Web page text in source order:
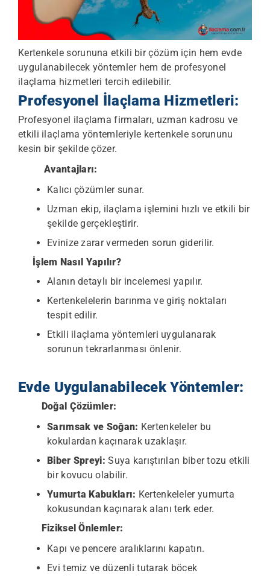
Kertenkele sorununa etkili bir çözüm için hem evde
uygulanabilecek yöntemler hem de profesyonel
ilaçlama hizmetleri tercih edilebilir.
Profesyonel İlaçlama Hizmetleri:
Profesyonel ilaçlama firmaları, uzman kadrosu ve
etkili ilaçlama yöntemleriyle kertenkele sorununu
kesin bir şekilde çözer.
Avantajları:
Kalıcı çözümler sunar.
Uzman ekip, ilaçlama işlemini hızlı ve etkili bir
şekilde gerçekleştirir.
Evinize zarar vermeden sorun giderilir.
İşlem Nasıl Yapılır?
Alanın detaylı bir incelemesi yapılır.
Kertenkelelerin barınma ve giriş noktaları
tespit edilir.
Etkili ilaçlama yöntemleri uygulanarak
sorunun tekrarlanması önlenir.
Evde Uygulanabilecek Yöntemler:
Doğal Çözümler:
Sarımsak ve Soğan: Kertenkeleler bu
kokulardan kaçınarak uzaklaşır.
Biber Spreyi: Suya karıştırılan biber tozu etkili
bir kovucu olabilir.
Yumurta Kabukları: Kertenkeleler yumurta
kokusundan kaçınarak alanı terk eder.
Fiziksel Önlemler:
Kapı ve pencere aralıklarını kapatın.
Evi temiz ve düzenli tutarak böcek